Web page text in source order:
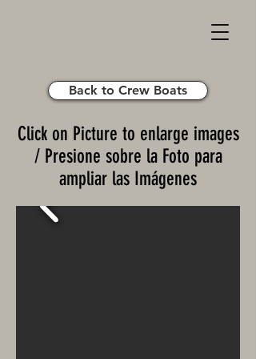
Back to Crew Boats
Click on Picture to enlarge images
/ Presione sobre la Foto para
ampliar las Imágenes